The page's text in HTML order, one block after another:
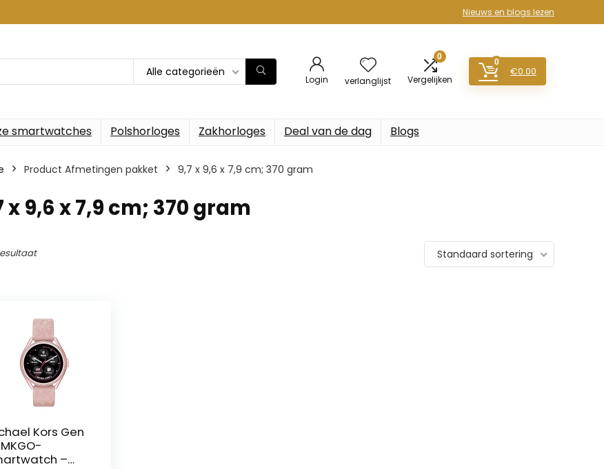
Nieuws en blogs lezen
Alle categorieën
Login verlanglijst
0
Vergelijken
0
€0.00
smartwatches Polshorloges Zakhorloges Deal van de dag Blogs
Product Afmetingen pakket ‎9,7 x 9,6 x 7,9 cm; 370 gram
x 9,6 x 7,9 cm; 370 gram
Standaard sortering
Kors Gen
–